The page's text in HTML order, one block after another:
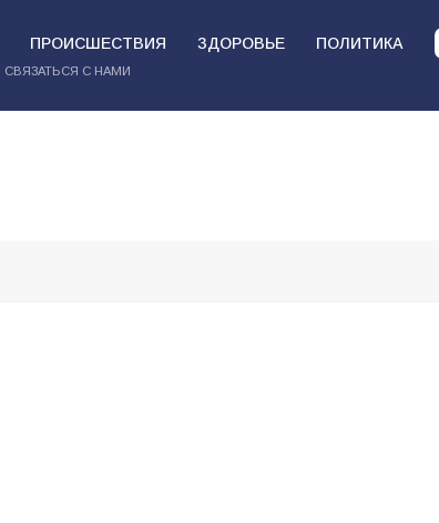
ПРОИСШЕСТВИЯ ЗДОРОВЬЕ ПОЛИТИКА
СВЯЗАТЬСЯ С НАМИ